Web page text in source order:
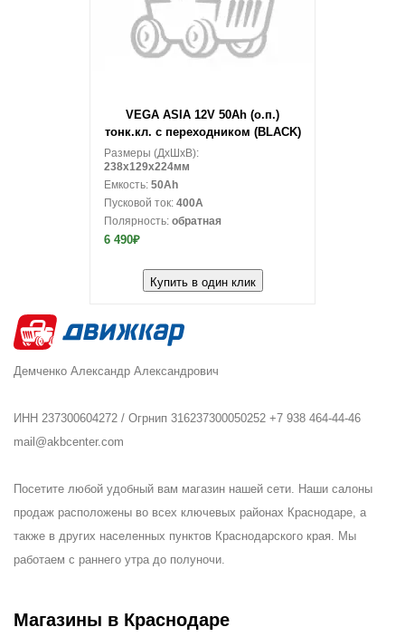
VEGA ASIA 12V 50Ah (о.п.)
тонк.кл. с переходником (BLACK)
Размеры (ДxШxВ):
238x129x224мм
Емкость: 50Ah
Пусковой ток: 400A
Полярность: обратная
6 490₽
Купить в один клик
Демченко Александр Александрович
ИНН 237300604272 / Огрнип 316237300050252 +7 938 464-44-46
mail@akbcenter.com
Посетите любой удобный вам магазин нашей сети. Наши салоны
продаж расположены во всех ключевых районах Краснодаре, а
также в других населенных пунктов Краснодарского края. Мы
работаем с раннего утра до полуночи.
Магазины в Краснодаре